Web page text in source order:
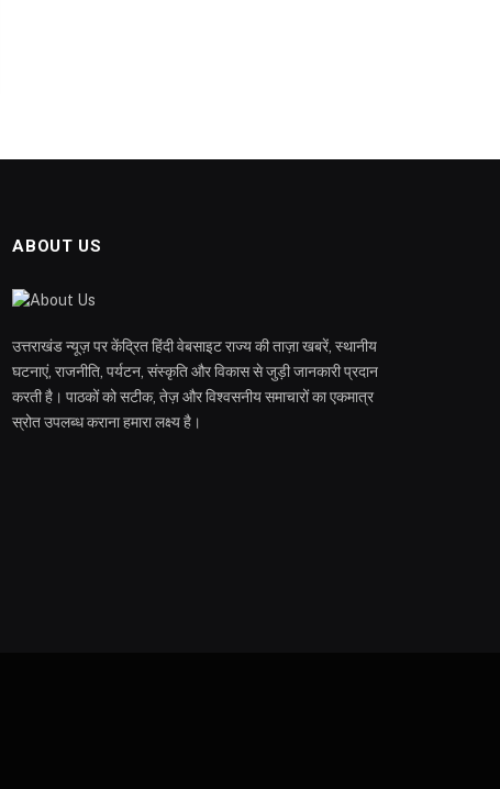
ABOUT US
उत्तराखंड न्यूज़ पर केंद्रित हिंदी वेबसाइट राज्य की ताज़ा खबरें, स्थानीय
घटनाएं, राजनीति, पर्यटन, संस्कृति और विकास से जुड़ी जानकारी प्रदान
करती है। पाठकों को सटीक, तेज़ और विश्वसनीय समाचारों का एकमात्र
स्रोत उपलब्ध कराना हमारा लक्ष्य है।